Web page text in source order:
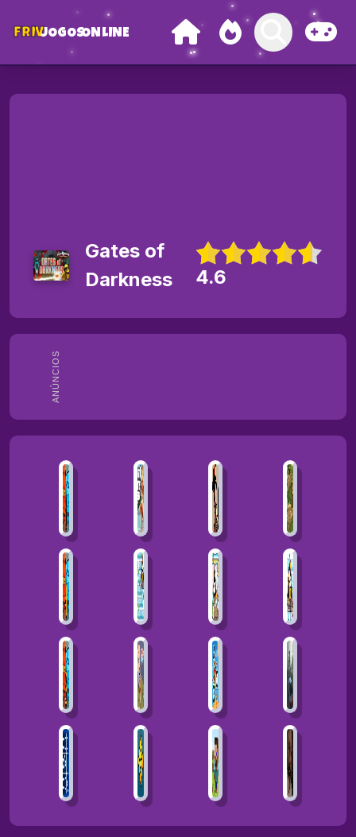
FRIVJOGOSONLINE
ANÚNCIOS
Gates of
Darkness
4.6